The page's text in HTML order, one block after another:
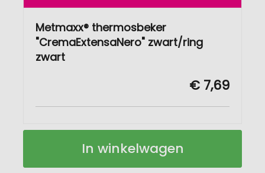
Metmaxx® thermosbeker
"CremaExtensaNero" zwart/ring
zwart
€ 7,69
Metmaxx®
Op
In winkelwagen